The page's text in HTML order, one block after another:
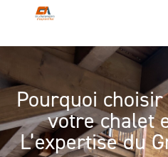
Pourquoi
votre chalet
L’expertise du